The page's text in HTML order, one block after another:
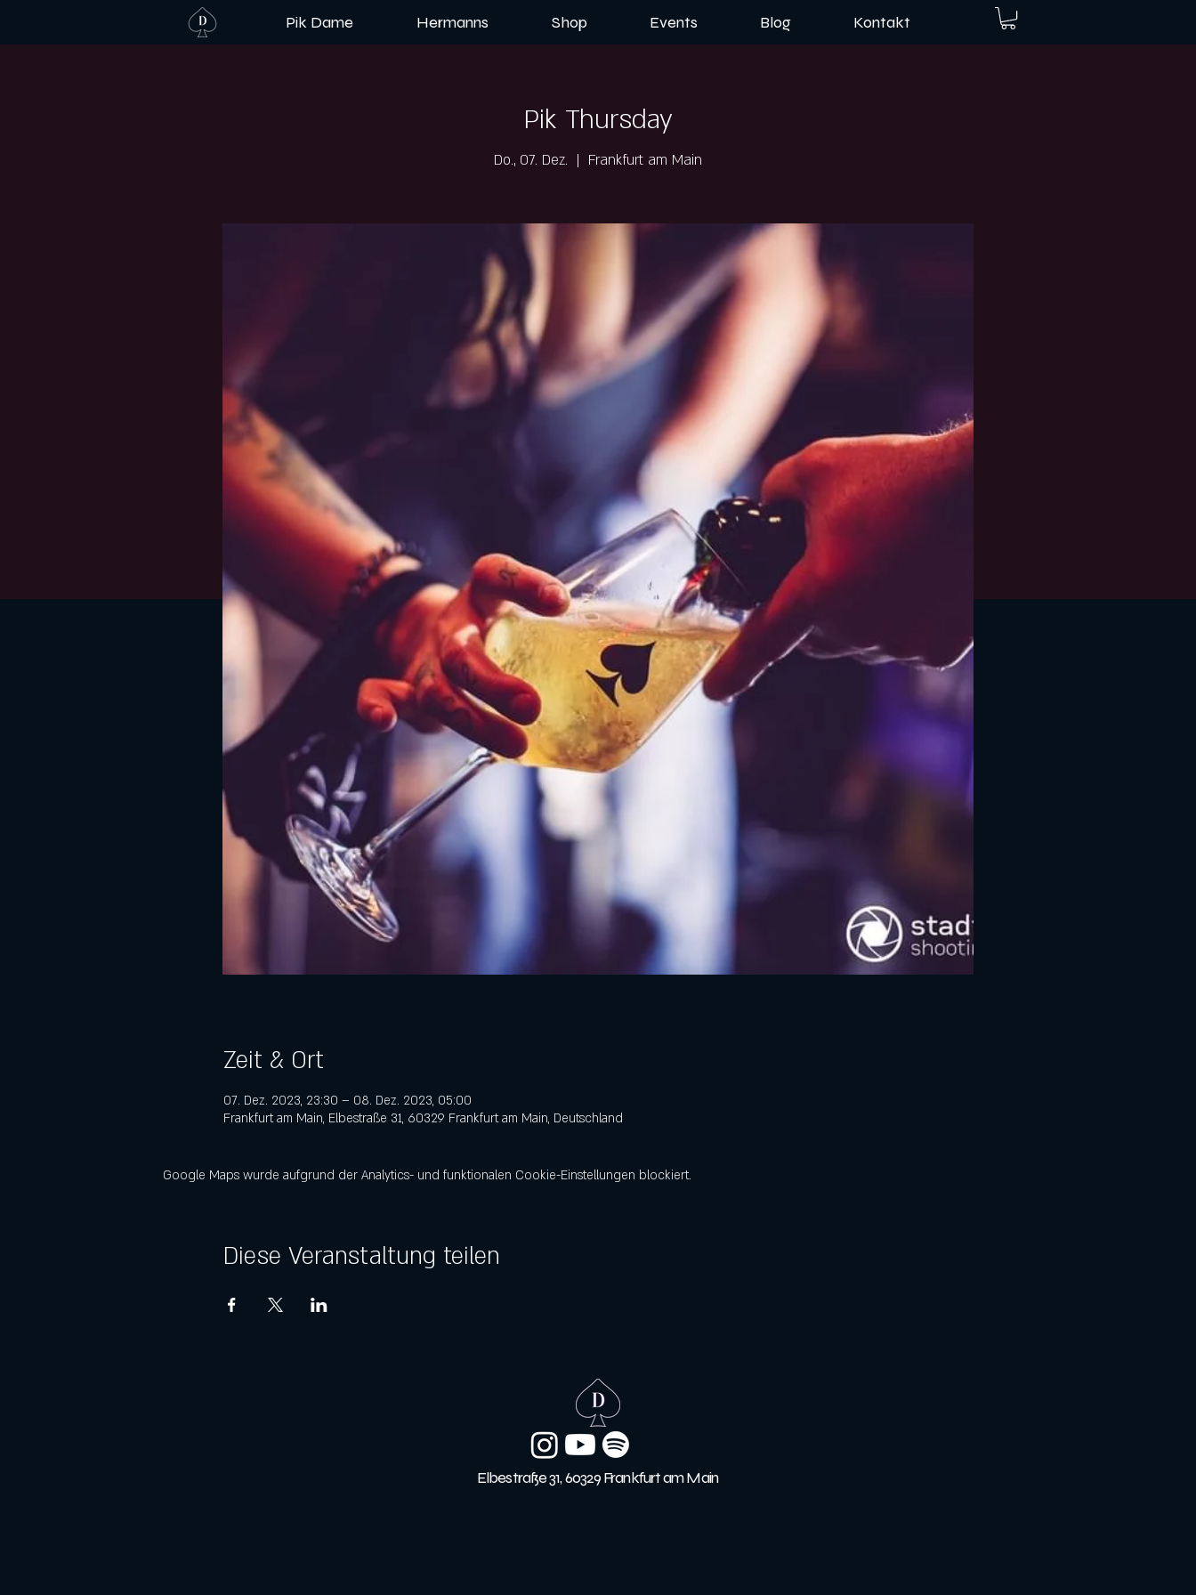
Pik Dame Hermanns Shop Events Blog Kontakt
Pik Thursday
Do., 07. Dez.
  |
Frankfurt am Main
Zeit & Ort
07. Dez. 2023, 23:30 – 08. Dez. 2023, 05:00
Frankfurt am Main, Elbestraße 31, 60329 Frankfurt am Main, Deutschland
Google Maps wurde aufgrund der Analytics- und funktionalen Cookie-Einstellungen blockiert.
Diese Veranstaltung teilen
Elbestraße 31, 60329 Frankfurt am Main